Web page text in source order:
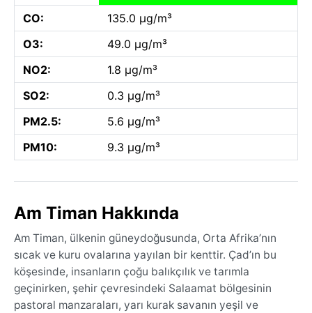
CO:
135.0 µg/m³
O3:
49.0 µg/m³
NO2:
1.8 µg/m³
SO2:
0.3 µg/m³
PM2.5:
5.6 µg/m³
PM10:
9.3 µg/m³
Am Timan Hakkında
Am Timan, ülkenin güneydoğusunda, Orta Afrika’nın
sıcak ve kuru ovalarına yayılan bir kenttir. Çad’ın bu
köşesinde, insanların çoğu balıkçılık ve tarımla
geçinirken, şehir çevresindeki Salaamat bölgesinin
pastoral manzaraları, yarı kurak savanın yeşil ve